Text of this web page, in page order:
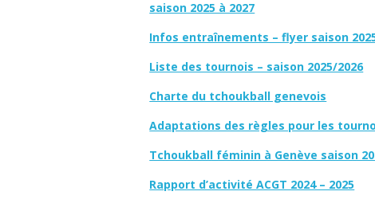
saison 2025 à 2027
Infos entraînements – flyer saison
Liste des tournois – saison 2025/2026
Charte du tchoukball genevois
Adaptations des règles pour les
Tchoukball féminin à Genève saison
Rapport d’activité ACGT 2024 – 2025